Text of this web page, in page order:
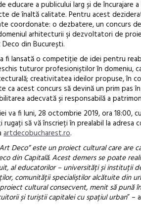
educare a publicului larg și de
de înaltă calitate. Pentru acest
coordonate: o dezbatere, un concurs
arhitecturii şi dezvoltatori de
din București.
fi lansată o competiție de idei pentru
tuturor profesioniștilor în domeniu,
creativitatea ideilor propuse, în
ca acest concurs să devină un prim pas
adecvată și responsabilă a
va fi luni, 28 octombrie 2019, ora 18:00,
să vă înscrieți în prealabil la adresa
artdecobucharest.ro.
Deco” este un proiect cultural care are
din Capitală. Acest demers se poate
al educatorilor – universități și instituții
comunității specialiștilor alcătuite din
cultural consecvent, menit să
și turiștii capitalei cu spațiul urban” –